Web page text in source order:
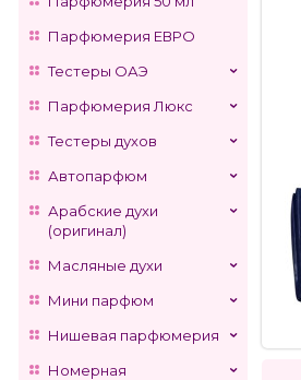
Парфюмерия ЕВРО
Тестеры ОАЭ
Парфюмерия Люкс
Тестеры духов
Автопарфюм
Арабские духи
(оригинал)
Масляные духи
Мини парфюм
Нишевая парфюмерия
Номерная